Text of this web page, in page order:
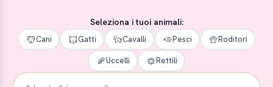
Seleziona i tuoi animali:
Cani Gatti Cavalli Pesci Roditori
Uccelli Rettili